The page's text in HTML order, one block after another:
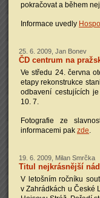
pokračovat a během
Informace uvedly
25. 6. 2009, Jan Bonev
ČD centrum na
Ve středu 24. června
etapy rekonstrukce
odbavení cestujících
10. 7.
Fotografie ze
informacemi pak zde.
19. 6. 2009, Milan Smrčka
Titul nejkrásnější
V letošním ročníku
v Zahrádkách u České